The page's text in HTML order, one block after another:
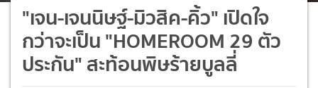
"เจน-เจนนิษฐ์-มิวสิค-คิ้ว" เปิดใจ
กว่าจะเป็น "HOMEROOM 29 ตัว
ประกัน" สะท้อนพิษร้ายบูลลี่